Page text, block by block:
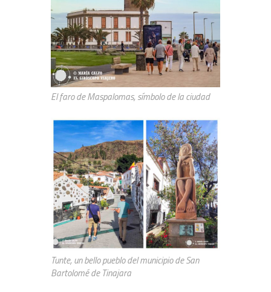
El faro de Maspalomas, símbolo de la ciudad
Tunte, un bello pueblo del municipio de San
Bartolomé de Tinajara